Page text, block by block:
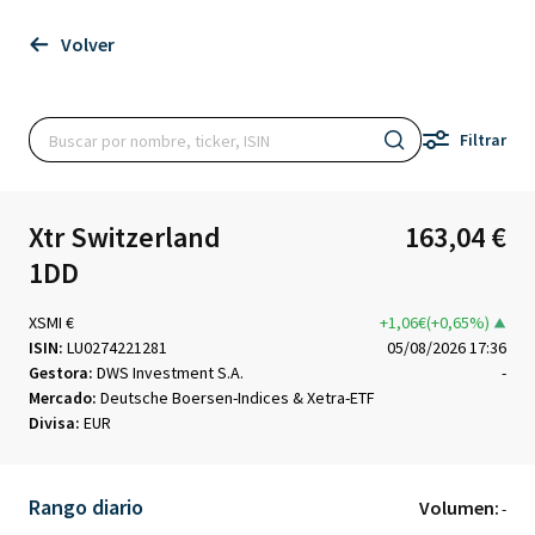
Volver
Filtrar
Xtr Switzerland
1DD
163,04 €
XSMI €
+1,06€(+0,65%)
ISIN: LU0274221281
05/08/2026 17:36
Gestora: DWS Investment S.A.
-
Mercado: Deutsche Boersen-Indices & Xetra-ETF
Divisa: EUR
Rango diario Volumen:-